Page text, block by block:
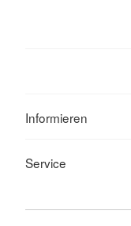
Informieren
Service